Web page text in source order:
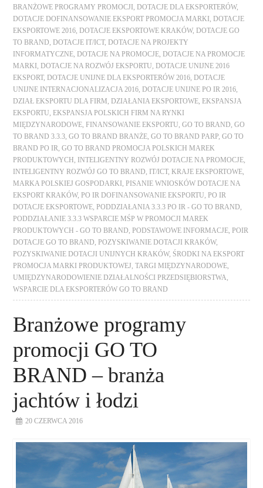
BRANŻOWE PROGRAMY PROMOCJI
,DOTACJE DLA EKSPORTERÓW,
DOTACJE DOFINANSOWANIE EKSPORT PROMOCJA MARKI
,DOTACJE
EKSPORTOWE 2016 ,DOTACJE EKSPORTOWE KRAKÓW,DOTACJE GO
TO BRAND ,DOTACJE IT/ICT,DOTACJE NA PROJEKTY
INFORMATYCZNE ,DOTACJE NA PROMOCJE ,DOTACJE NA PROMOCJE
MARKI
,DOTACJE NA ROZWÓJ EKSPORTU ,DOTACJE UNIJNE 2016
EKSPORT,DOTACJE UNIJNE DLA EKSPORTERÓW 2016 ,DOTACJE
UNIJNE INTERNACJONALIZACJA 2016 ,DOTACJE UNIJNE PO IR 2016
DZIAŁ EKSPORTU DLA FIRM ,DZIAŁANIA EKSPORTOWE ,EKSPANSJA
EKSPORTU ,EKSPANSJA POLSKICH FIRM NA RYNKI
MIĘDZYNARODOWE ,FINANSOWANIE EKSPORTU ,GO TO BRAND ,GO
TO BRAND 3.3.3 ,GO TO BRAND BRANŻE ,GO TO BRAND PARP ,GO TO
BRAND PO IR ,GO TO BRAND PROMOCJA POLSKICH MAREK
PRODUKTOWYCH
INTELIGENTNY ROZWÓJ DOTACJE NA PROMOCJE
INTELIGENTNY ROZWÓJ GO TO BRAND
IT/ICT,KRAJE EKSPORTOWE
MARKA POLSKIEJ GOSPODARKI
,PISANIE WNIOSKÓW DOTACJE NA
EKSPORT KRAKÓW,PO IR DOFINANSOWANIE EKSPORTU ,PO IR
DOTACJE EKSPORTOWE ,PODDZIAŁANIA 3.3.3 PO IR - GO TO BRAND
PODDZIAŁANIE 3.3.3 WSPARCIE MŚP W PROMOCJI MAREK
PRODUKTOWYCH - GO TO BRAND ,PODSTAWOWE INFORMACJE ,POIR
DOTACJE GO TO BRAND ,POZYSKIWANIE DOTACJI KRAKÓW,
POZYSKIWANIE DOTACJI UNIJNYCH KRAKÓW, ŚRODKI NA EKSPORT
PROMOCJA MARKI PRODUKTOWEJ ,TARGI MIĘDZYNARODOWE
UMIĘDZYNARODOWIENIE DZIAŁALNOŚCI PRZEDSIĘBIORSTWA
WSPARCIE DLA EKSPORTERÓW GO TO BRAND
Branżowe programy
promocji GO TO
BRAND – branża
jachtów i łodzi
20 CZERWCA 2016